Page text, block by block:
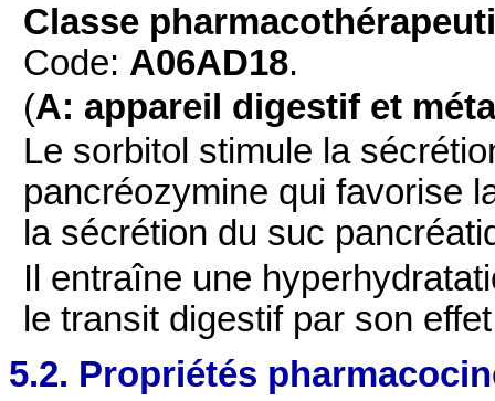
Classe
Code: A06AD18.
(A: appareil digestif et
Le sorbitol stimule la
pancréozymine qui favorise
la sécrétion du suc
Il entraîne une
le transit digestif par son
5.2. Propriétés